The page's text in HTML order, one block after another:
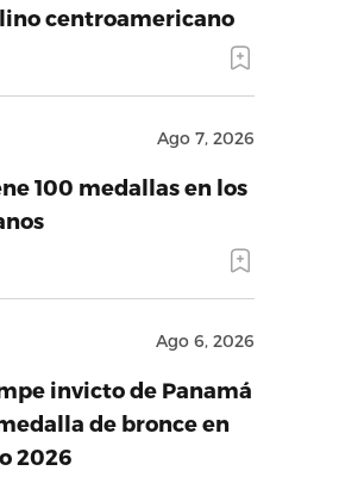
centroamericano
Ago 7, 2026
100 medallas en los
Ago 6, 2026
invicto de Panamá
de bronce en
2026